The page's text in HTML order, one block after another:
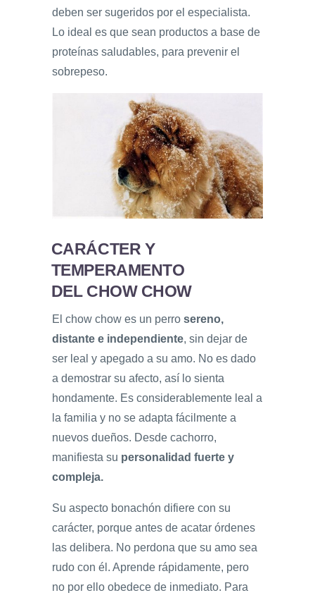
deben ser sugeridos por el especialista.
Lo ideal es que sean productos a base de
proteínas saludables, para prevenir el
sobrepeso.
CARÁCTER Y
TEMPERAMENTO
DEL CHOW CHOW
El chow chow es un perro sereno,
distante e independiente, sin dejar de
ser leal y apegado a su amo. No es dado
a demostrar su afecto, así lo sienta
hondamente. Es considerablemente leal a
la familia y no se adapta fácilmente a
nuevos dueños. Desde cachorro,
manifiesta su personalidad fuerte y
compleja.
Su aspecto bonachón difiere con su
carácter, porque antes de acatar órdenes
las delibera. No perdona que su amo sea
rudo con él. Aprende rápidamente, pero
no por ello obedece de inmediato. Para